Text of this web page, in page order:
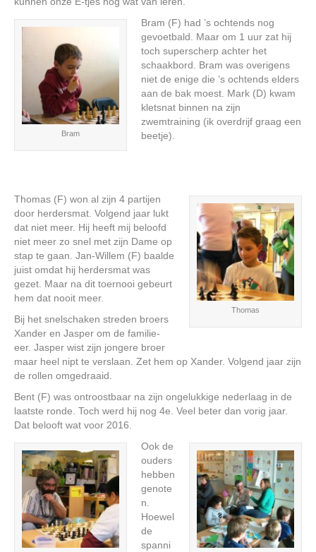
Bram
Bram (F) had ’s ochtends nog
gevoetbald. Maar om 1 uur zat hij
toch superscherp achter het
schaakbord. Bram was overigens
niet de enige die ’s ochtends elders
aan de bak moest. Mark (D) kwam
kletsnat binnen na zijn
zwemtraining (ik overdrijf graag een
beetje).
Thomas
Thomas (F) won al zijn 4 partijen
door herdersmat. Volgend jaar lukt
dat niet meer. Hij heeft mij beloofd
niet meer zo snel met zijn Dame op
stap te gaan. Jan-Willem (F) baalde
juist omdat hij herdersmat was
gezet. Maar na dit toernooi gebeurt
hem dat nooit meer.
Bij het snelschaken streden broers
Xander en Jasper om de familie-
eer. Jasper wist zijn jongere broer
maar heel nipt te verslaan. Zet hem op Xander. Volgend jaar zijn
de rollen omgedraaid.
Bent (F) was ontroostbaar na zijn ongelukkige nederlaag in de
laatste ronde. Toch werd hij nog 4e. Veel beter dan vorig jaar.
Dat belooft wat voor 2016.
Ook de
ouders
hebben
genote
n.
Hoewel
de
spanni